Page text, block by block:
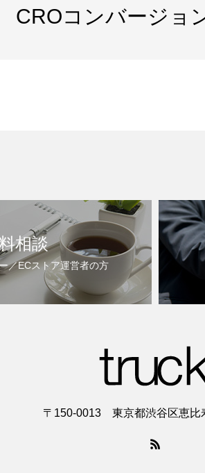
CROコンバージョ
相談
／ECストア運営者の⽅
〒150-0013 東京都渋谷区恵比